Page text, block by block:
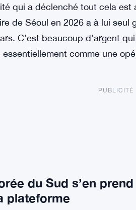
qui a déclenché tout cela
de Séoul en 2026 a à lui
C’est beaucoup d’argent
comme une
PUBLICITÉ